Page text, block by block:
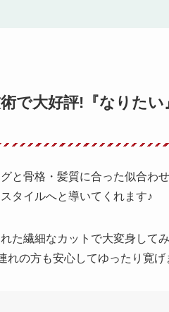
で大好評!『なりた
と骨格・髪質に合った似合わ
タイルへと導いてくれます♪
た繊細なカットで大変身してみ
れの方も安心してゆったり寛